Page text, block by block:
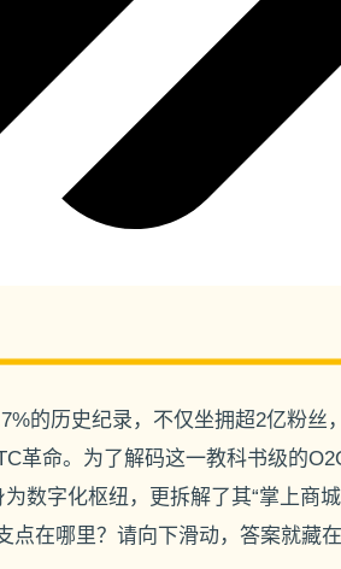
的历史纪录，不仅坐拥超2亿粉丝
革命。为了解码这一教科书级的
数字化枢纽，更拆解了其“掌上商
在哪里？请向下滑动，答案就藏